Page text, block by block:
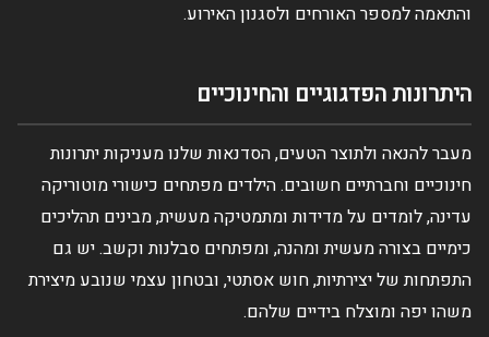
והתאמה למספר האורחים ולסגנון האירוע.
היתרונות הפדגוגיים והחינוכיים
מעבר להנאה ולתוצר הטעים, הסדנאות שלנו מעניקות יתרונות
חינוכיים וחברתיים חשובים. הילדים מפתחים כישורי מוטוריקה
עדינה, לומדים על מדידות ומתמטיקה מעשית, מבינים תהליכים
כימיים בצורה מעשית ומהנה, ומפתחים סבלנות וקשב. יש גם
התפתחות של יצירתיות, חוש אסתטי, ובטחון עצמי שנובע מיצירת
משהו יפה ומוצלח בידיים שלהם.